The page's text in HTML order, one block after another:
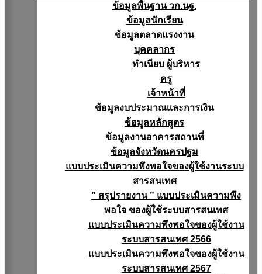
ข้อมูลพื้นฐาน วก.นฐ.
ข้อมูลนักเรียน
ข้อมูลตลาดแรงงาน
บุคคลากร
ทำเนียบ ผู้บริหาร
ครู
เจ้าหน้าที่
ข้อมูลงบประมาณเเละการเงิน
ข้อมูลหลักสูตร
ข้อมูลงานอาคารสถานที่
ข้อมูลจังหวัดนครปฐม
แบบประเมินความพึงพอใจของผู้ใช้งานระบบ
สารสนเทศ
” สรุปรายงาน ” แบบประเมินความพึง
พอใจ ของผู้ใช้ระบบสารสนเทศ
แบบประเมินความพึงพอใจของผู้ใช้งาน
ระบบสารสนเทศ 2566
แบบประเมินความพึงพอใจของผู้ใช้งาน
ระบบสารสนเทศ 2567